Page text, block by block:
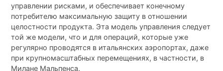
управлении рисками, и обеспечивает конечному
потребителю максимальную защиту в отношении
целостности продукта. Эта модель управления следует
той же модели, что и для операций, которые уже
регулярно проводятся в итальянских аэропортах, даже
при крупномасштабных перемещениях, в частности, в
Милане Мальпенса.